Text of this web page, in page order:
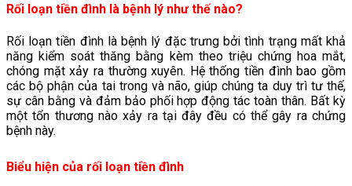
Rối loạn tiền đình là bệnh lý như thế nào?
Rối loạn tiền đình là bệnh lý đặc trưng bởi tình trạng mất khả
năng kiểm soát thăng bằng kèm theo triệu chứng hoa mắt,
chóng mặt xảy ra thường xuyên. Hệ thống tiền đình bao gồm
các bộ phận của tai trong và não, giúp chúng ta duy trì tư thế,
sự cân bằng và đảm bảo phối hợp động tác toàn thân. Bất kỳ
một tổn thương nào xảy ra tại đây đều có thể gây ra chứng
bệnh này.
Biểu hiện của rối loạn tiền đình